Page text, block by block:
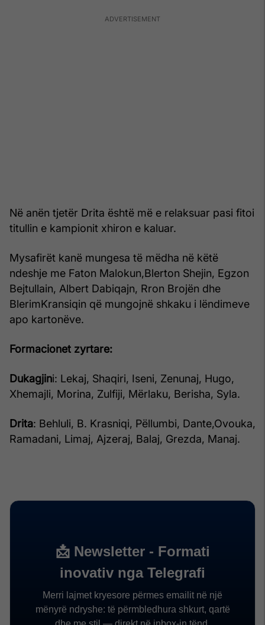
Në anën tjetër Drita është më e relaksuar pasi fitoi
titullin e kampionit xhiron e kaluar.
Mysafirët kanë mungesa të mëdha në këtë
ndeshje me Faton Malokun,Blerton Shejin, Egzon
Bejtullain, Albert Dabiqajn, Rron Brojën dhe
BlerimKransiqin që mungojnë shkaku i lëndimeve
apo kartonëve.
Formacionet zyrtare:
Dukagjini: Lekaj, Shaqiri, Iseni, Zenunaj, Hugo,
Xhemajli, Morina, Zulfiji, Mërlaku, Berisha, Syla.
Drita: Behluli, B. Krasniqi, Pëllumbi, Dante,Ovouka,
Ramadani, Limaj, Ajzeraj, Balaj, Grezda, Manaj.